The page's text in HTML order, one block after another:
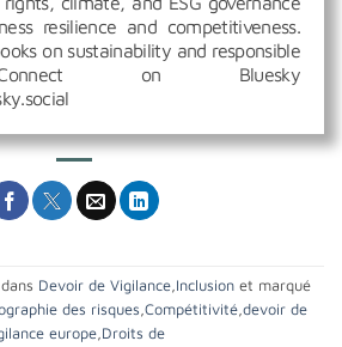
resilience and competitiveness.
on sustainability and responsible
on Bluesky
Devoir de Vigilance,Inclusionet marqué
des risques,Compétitivité,devoir de
europe,Droits de